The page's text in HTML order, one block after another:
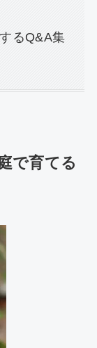
るQ&A集
で育てる